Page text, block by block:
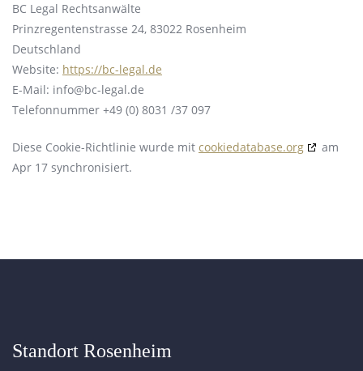
BC Legal Rechtsanwälte
Prinzregentenstrasse 24, 83022 Rosenheim
Deutschland
Website: https://bc-legal.de
E-Mail: info@bc-legal.de
Telefonnummer +49 (0) 8031 /37 097
Diese Cookie-Richtlinie wurde mit cookiedatabase.org
am
Apr 17 synchronisiert.
Standort Rosenheim